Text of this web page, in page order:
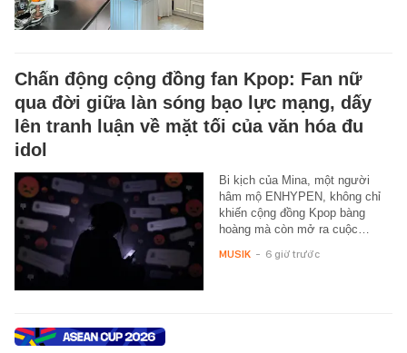
Chấn động cộng đồng fan Kpop: Fan nữ
qua đời giữa làn sóng bạo lực mạng, dấy
lên tranh luận về mặt tối của văn hóa đu
idol
Bi kịch của Mina, một người
hâm mộ ENHYPEN, không chỉ
khiến cộng đồng Kpop bàng
hoàng mà còn mở ra cuộc…
MUSIK - 6 giờ trước